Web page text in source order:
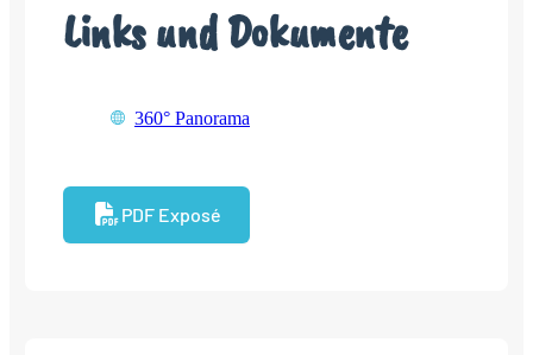
Links und Dokumente
360° Panorama
PDF Exposé